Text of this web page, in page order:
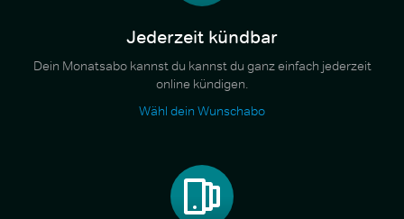
Jederzeit kündbar
Dein Monatsabo kannst du kannst du ganz einfach jederzeit
online kündigen.
Wähl dein Wunschabo